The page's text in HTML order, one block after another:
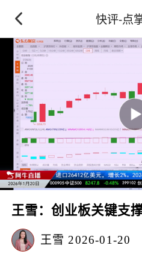
快评-点
王雪：创业板关键支
王雪 2026-01-20